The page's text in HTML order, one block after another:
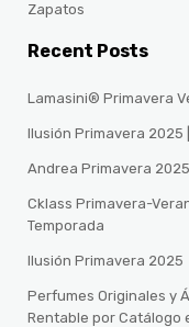
Zapatos
Recent Posts
Lamasini® Primavera
Ilusión Primavera 2025
Andrea Primavera 2025
Cklass Primavera-
Temporada
Ilusión Primavera 2025
Perfumes Originales y
Rentable por Catálogo